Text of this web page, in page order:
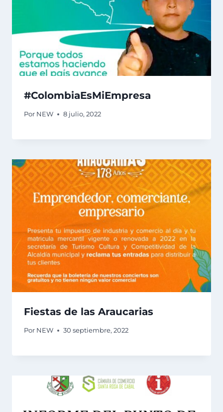
#ColombiaEsMiEmpresa
Por NEW 8 julio, 2022
Fiestas de las Araucarias
Por NEW 30 septiembre, 2022